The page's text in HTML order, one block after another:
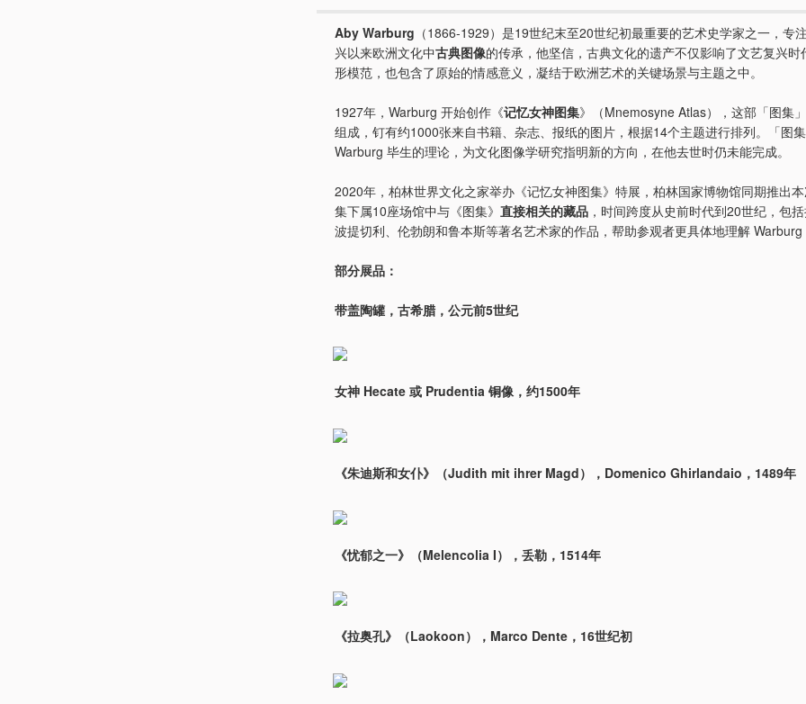
Aby Warburg （1866-1929）是19世纪末至20世纪初最重要的艺术史学家之一，专
兴以来欧洲文化中古典图像的传承，他坚信，古典文化的遗产不仅影响了文艺复兴时
形模范，也包含了原始的情感意义，凝结于欧洲艺术的关键场景与主题之中。
1927年，Warburg 开始创作《记忆女神图集》（Mnemosyne Atlas），这部「图集
组成，钉有约1000张来自书籍、杂志、报纸的图片，根据14个主题进行排列。「图
Warburg 毕生的理论，为文化图像学研究指明新的方向，在他去世时仍未能完成。
2020年，柏林世界文化之家举办《记忆女神图集》特展，柏林国家博物馆同期推出
集下属10座场馆中与《图集》 直接相关的藏品 ，时间跨度从史前时代到20世纪，包
波提切利、伦勃朗和鲁本斯等著名艺术家的作品，帮助参观者更具体地理解
部分展品：
带盖陶罐，古希腊，公元前5世纪
女神 Hecate 或 Prudentia 铜像，约1500年
《朱迪斯和女仆》（Judith mit ihrer Magd），Domenico Ghirlandaio，1489年
《忧郁之一》（Melencolia I），丢勒，1514年
《拉奥孔》（Laokoon），Marco Dente，16世纪初